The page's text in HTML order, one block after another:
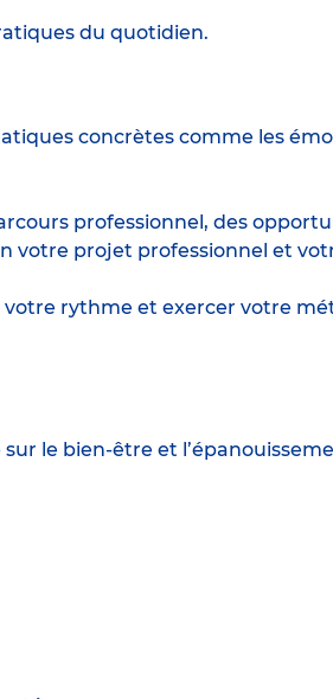
du quotidien.
concrètes comme les
professionnel, des
votre projet professionnel et
rythme et exercer votre
le bien-être et